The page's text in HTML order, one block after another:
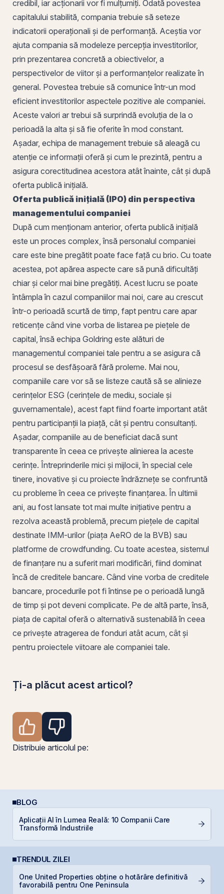
credibil, iar acționarii vor fi mulțumiți. Odată povestea
capitalului stabilită, compania trebuie să seteze
indicatorii operaționali și de performanță. Aceștia vor
ajuta compania să modeleze percepția investitorilor,
prin prezentarea concretă a obiectivelor, a
perspectivelor de viitor și a performanțelor realizate în
general. Povestea trebuie să comunice într-un mod
eficient investitorilor aspectele pozitive ale companiei.
Aceste valori ar trebui să surprindă evoluția de la o
perioadă la alta și să fie oferite în mod constant.
Așadar, echipa de management trebuie să aleagă cu
atenție ce informații oferă și cum le prezintă, pentru a
asigura corectitudinea acestora atât înainte, cât și după
oferta publică inițială.
Oferta publică inițială (IPO) din perspectiva
managementului companiei
După cum menționam anterior, oferta publică inițială
este un proces complex, însă personalul companiei
care este bine pregătit poate face față cu brio. Cu toate
acestea, pot apărea aspecte care să pună dificultăți
chiar și celor mai bine pregătiți. Acest lucru se poate
întâmpla în cazul companiilor mai noi, care au crescut
într-o perioadă scurtă de timp, fapt pentru care apar
reticențe când vine vorba de listarea pe piețele de
capital, însă echipa Goldring este alături de
managementul companiei tale pentru a se asigura că
procesul se desfășoară fără proleme. Mai nou,
companiile care vor să se listeze caută să se alinieze
cerințelor ESG (cerințele de mediu, sociale și
guvernamentale), acest fapt fiind foarte important atât
pentru participanții la piață, cât și pentru consultanți.
Așadar, companiile au de beneficiat dacă sunt
transparente în ceea ce privește alinierea la aceste
cerințe. Întreprinderile mici și mijlocii, în special cele
tinere, inovative și cu proiecte îndrăznețe se confruntă
cu probleme în ceea ce privește finanțarea. În ultimii
ani, au fost lansate tot mai multe inițiative pentru a
rezolva această problemă, precum piețele de capital
destinate IMM-urilor (piața AeRO de la BVB) sau
platforme de crowdfunding. Cu toate acestea, sistemul
de finanțare nu a suferit mari modificări, fiind dominat
încă de creditele bancare. Când vine vorba de creditele
bancare, procedurile pot fi întinse pe o perioadă lungă
de timp și pot deveni complicate. Pe de altă parte, însă,
piața de capital oferă o alternativă sustenabilă în ceea
ce privește atragerea de fonduri atât acum, cât și
pentru proiectele viitoare ale companiei tale.
Ți-a plăcut acest articol?
Distribuie articolul pe:
BLOG
Aplicații AI în Lumea Reală: 10 Companii Care
Transformă Industriile
TRENDUL ZILEI
One United Properties obține o hotărâre definitivă
favorabilă pentru One Peninsula